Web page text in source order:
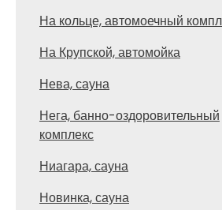
На кольце, автомоечный
На Крупской, автомойка
Нева, сауна
Нега, банно-оздоровительный
комплекс
Ниагара, сауна
Новинка, сауна